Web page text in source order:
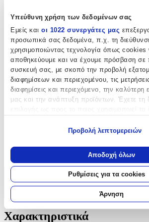
Υπεύθυνη χρήση των δεδομένων σας
Εμείς και οι 1022 συνεργάτες μας
προσωπικά σας δεδομένα, π.χ. τη
χρησιμοποιώντας τεχνολογία όπως cookies
αποθηκεύουμε και να έχουμε πρόσβαση σε
συσκευή σας, με σκοπό την προβολή
διαφημίσεων και περιεχομένου, τις
διαφημίσεις και περιεχόμενο, την καλύτερη
μας και την ανάπτυξη προϊόντων. Έχετε τη
Να συλλέξουμε πληροφορίες σχετικά
σας τοποθεσία, οι οποίες μπορεί να
απόσταση μερικών μέτρων
Να αναγνωρίσουμε τη συσκευή σας
για συγκεκριμένα χαρακτηριστικά
Μάθετε περισσότερα σχετικά με τον τρόπο
προσωπικών σας δεδομένων και καθορίστε
Προβολή λεπτομερειών
Αποδοχή όλων
Ρυθμίσεις για τα cookies
Άρνηση
Ntampoudis
Βασικά Χαρακτηριστικά
Φύλο:
Αγόρι
Πρόσθετα Χαρακτηριστικά
Χαρακτηριστικά
Χαρακτηριστικά